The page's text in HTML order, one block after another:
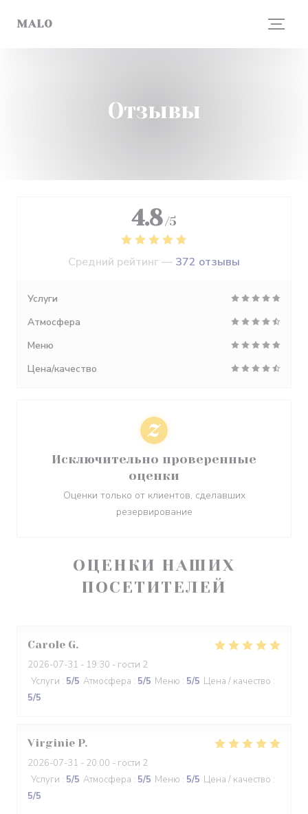
MALO
Отзывы
ОЦЕНКИ НАШИХ
ПОСЕТИТЕЛЕЙ
Carole G
2026-07-31 - 19:30 - гости 2
Услуги : 5/5 Атмосфера : 5/5 Меню : 5/5 Цена / качество :
5/5
Virginie P
2026-07-31 - 20:00 - гости 2
Услуги : 5/5 Атмосфера : 5/5 Меню : 5/5 Цена / качество :
5/5
4.8 /5
Средний рейтинг — 372 отзывы
Услуги
Атмосфера
Меню
Цена/качество
Исключительно проверенные
оценки
Оценки только от клиентов, сделавших
резервирование